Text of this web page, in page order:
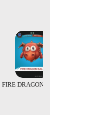
FIRE DRAGON BALL